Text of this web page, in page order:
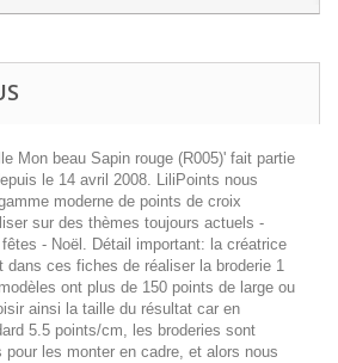
Mon beau Sapin rouge (R005)' fait partie
le 14 avril 2008. LiliPoints nous
moderne de points de croix
sur des thèmes toujours actuels -
- Noël. Détail important: la créatrice
dans ces fiches de réaliser la broderie 1
ont plus de 150 points de large ou
ainsi la taille du résultat car en
5.5 points/cm, les broderies sont
pour les monter en cadre, et alors nous